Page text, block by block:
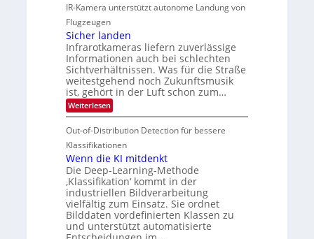
M
e
m
s
u
n
d
M
a
n
t
i
S
p
e
c
t
l
i
c
h
k
e
i
t
e
n
d
e
r
i
n
V
I
S
I
O
N
T
e
c
h
T
a
u
i
d
e
d
T
o
u
r
e
u
f
d
e
r
V
IR-Kamera unterstützt autonome Landung von
Flugzeugen
Sicher landen
Infrarotkameras liefern zuverlässige
Informationen auch bei schlechten
Sichtverhältnissen. Was für die Straße
weitestgehend noch Zukunftsmusik
ist, gehört in der Luft schon zum…
Weiterlesen:
S
c
h
e
l
a
n
d
e
n
Out-of-Distribution Detection für bessere
Klassifikationen
Wenn die KI mitdenkt
Die Deep-Learning-Methode
‚Klassifikation‘ kommt in der
industriellen Bildverarbeitung
vielfältig zum Einsatz. Sie ordnet
Bilddaten vordefinierten Klassen zu
und unterstützt automatisierte